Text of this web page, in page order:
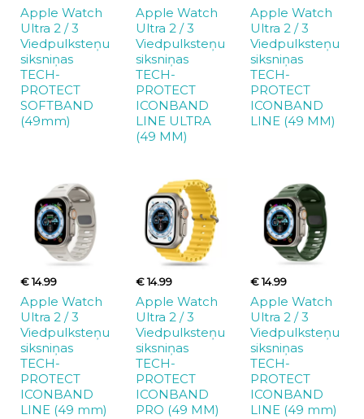
Apple Watch
Ultra 2 / 3
Viedpulksteņu
siksniņas
TECH-
PROTECT
SOFTBAND
(49mm)
Apple Watch
Ultra 2 / 3
Viedpulksteņu
siksniņas
TECH-
PROTECT
ICONBAND
LINE ULTRA
(49 MM)
Apple Watch
Ultra 2 / 3
Viedpulksteņu
siksniņas
TECH-
PROTECT
ICONBAND
LINE (49 MM)
€ 14.99
Apple Watch
Ultra 2 / 3
Viedpulksteņu
siksniņas
TECH-
PROTECT
ICONBAND
LINE (49 mm)
€ 14.99
Apple Watch
Ultra 2 / 3
Viedpulksteņu
siksniņas
TECH-
PROTECT
ICONBAND
PRO (49 MM)
€ 14.99
Apple Watch
Ultra 2 / 3
Viedpulksteņu
siksniņas
TECH-
PROTECT
ICONBAND
LINE (49 mm)